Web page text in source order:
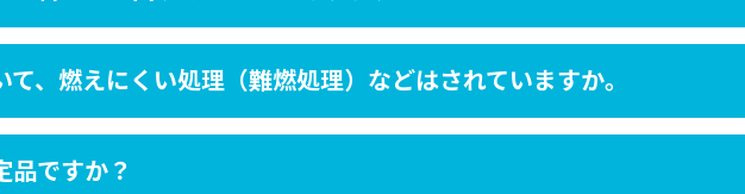
て、燃えにくい処理（難燃処理）などはされていますか。
品ですか？